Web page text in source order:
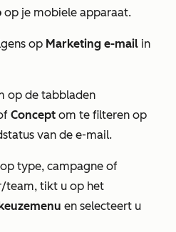
op je mobiele apparaat.
op Marketing e-mail in
op de tabbladen
Concept om te filteren op
van de e-mail.
type, campagne of
team, tikt u op het
en selecteert u